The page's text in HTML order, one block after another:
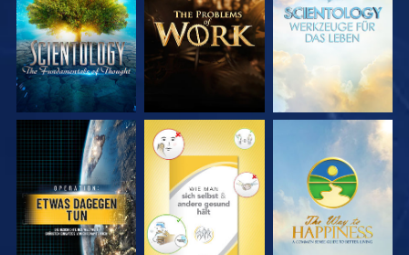
ENTDECKEN
ENTDECKEN
ENTDECKEN
ANSEHEN ANSEHEN ANSEHEN